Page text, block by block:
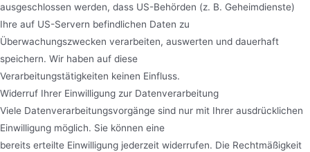
ausgeschlossen werden, dass US-Behörden (z. B. Geheimdienste)
Ihre auf US-Servern befindlichen Daten zu
Überwachungszwecken verarbeiten, auswerten und dauerhaft
speichern. Wir haben auf diese
Verarbeitungstätigkeiten keinen Einfluss.
Widerruf Ihrer Einwilligung zur Datenverarbeitung
Viele Datenverarbeitungsvorgänge sind nur mit Ihrer ausdrücklichen
Einwilligung möglich. Sie können eine
bereits erteilte Einwilligung jederzeit widerrufen. Die Rechtmäßigkeit